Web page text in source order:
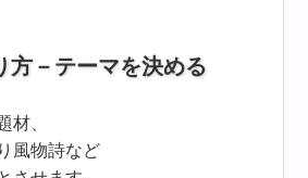
方－テーマを決める
材、
風物詩など